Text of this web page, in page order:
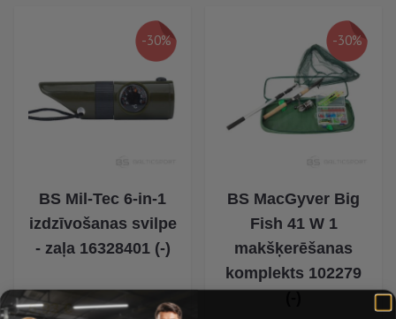
-30%
BS Mil-Tec 6-in-1
izdzīvošanas svilpe
- zaļa 16328401 (-)
Īpaša Cena
6,93 €
-30%
BS MacGyver Big
Fish 41 W 1
makšķerēšanas
komplekts 102279